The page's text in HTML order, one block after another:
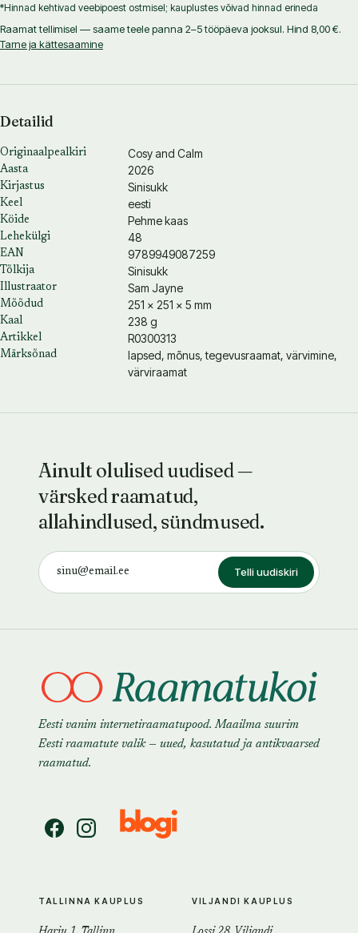
*Hinnad kehtivad veebipoest ostmisel; kauplustes võivad hinnad erineda
Raamat tellimisel — saame teele panna 2–5 tööpäeva jooksul. Hind 8,00 €.
Tarne ja kättesaamine
Detailid
Originaalpealkiri Cosy and Calm
Aasta 2026
Kirjastus Sinisukk
Keel eesti
Köide Pehme kaas
Lehekülgi 48
EAN 9789949087259
Tõlkija Sinisukk
Illustraator Sam Jayne
Mõõdud 251 × 251 × 5 mm
Kaal 238 g
Artikkel R0300313
Märksõnad
lapsed, mõnus, tegevusraamat, värvimine,
värviraamat
Ainult olulised uudised —
värsked raamatud,
allahindlused, sündmused.
Telli uudiskiri
Eesti vanim internetiraamatupood. Maailma suurim
Eesti raamatute valik — uued, kasutatud ja antikvaarsed
raamatud.
TALLINNA KAUPLUS VILJANDI KAUPLUS